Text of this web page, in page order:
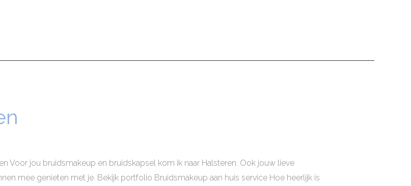
Voor jou bruidsmakeup en bruidskapsel kom ik naar Halsteren. Ook jouw lieve
mee genieten met je. Bekijk portfolio Bruidsmakeup aan huis service Hoe heerlijk is